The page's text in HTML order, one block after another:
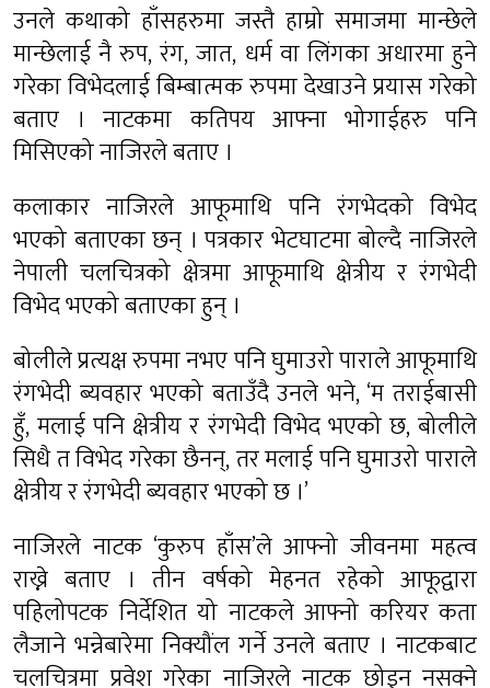
उनले कथाको हाँसहरुमा जस्तै हाम्रो समाजमा मान्छेले
मान्छेलाई नै रुप, रंग, जात, धर्म वा लिंगका अधारमा हुने
गरेका विभेदलाई बिम्बात्मक रुपमा देखाउने प्रयास गरेको
बताए । नाटकमा कतिपय आफ्ना भोगाईहरु पनि
मिसिएको नाजिरले बताए ।
कलाकार नाजिरले आफूमाथि पनि रंगभेदको विभेद
भएको बताएका छन् । पत्रकार भेटघाटमा बोल्दै नाजिरले
नेपाली चलचित्रको क्षेत्रमा आफूमाथि क्षेत्रीय र रंगभेदी
विभेद भएको बताएका हुन् ।
बोलीले प्रत्यक्ष रुपमा नभए पनि घुमाउरो पाराले आफूमाथि
रंगभेदी ब्यवहार भएको बताउँदै उनले भने, ‘म तराईबासी
हुँ, मलाई पनि क्षेत्रीय र रंगभेदी विभेद भएको छ, बोलीले
सिधै त विभेद गरेका छैनन्, तर मलाई पनि घुमाउरो पाराले
क्षेत्रीय र रंगभेदी ब्यवहार भएको छ ।’
नाजिरले नाटक ‘कुरुप हाँस’ले आफ्नो जीवनमा महत्व
राख्ने बताए । तीन वर्षको मेहनत रहेको आफूद्वारा
पहिलोपटक निर्देशित यो नाटकले आफ्नो करियर कता
लैजाने भन्नेबारेमा निक्यौंल गर्ने उनले बताए । नाटकबाट
चलचित्रमा प्रवेश गरेका नाजिरले नाटक छोड्न नसक्ने